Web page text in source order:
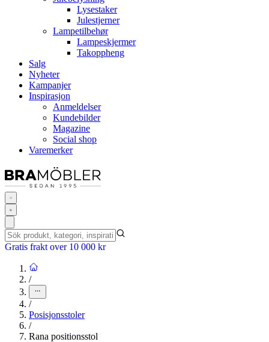
Lysestaker
Julestjerner
Lampetilbehør
Lampeskjermer
Takoppheng
Salg
Nyheter
Kampanjer
Inspirasjon
Anmeldelser
Kundebilder
Magazine
Social shop
Varemerker
Gratis frakt over 10 000 kr
/
/
Posisjonsstoler
/
Rana positionsstol